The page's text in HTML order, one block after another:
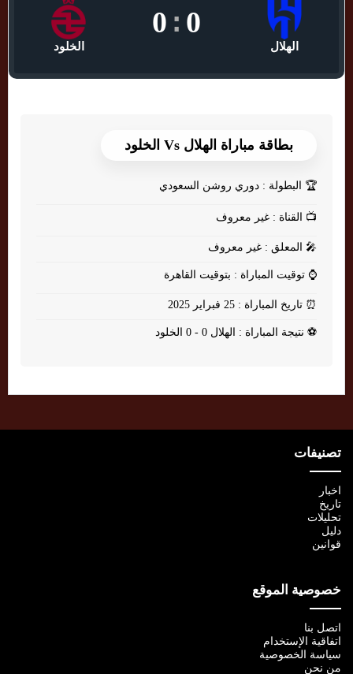
الهلال
0
:
0
الخلود
بطاقة مباراة الهلال Vs الخلود
🏆 البطولة : دوري روشن السعودي
📺 القناة : غير معروف
🎤 المعلق : غير معروف
⌚ توقيت المباراة : بتوقيت القاهرة
⏰ تاريخ المباراة : 25 فبراير 2025
⚽ نتيجة المباراة : الهلال 0 - 0 الخلود
تصنيفات
اخبار
تاريخ
تحليلات
دليل
قوانين
خصوصية الموقع
اتصل بنا
اتفاقية الإستخدام
سياسة الخصوصية
من نحن